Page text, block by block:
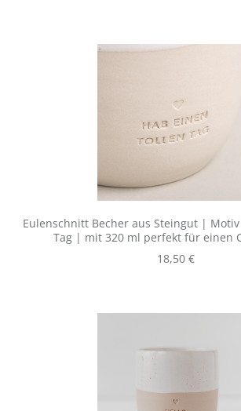
Eulenschnitt Becher aus Steingut |
Tag | mit 320 ml perfekt für einen
Regulärer Preis:
18,50 €